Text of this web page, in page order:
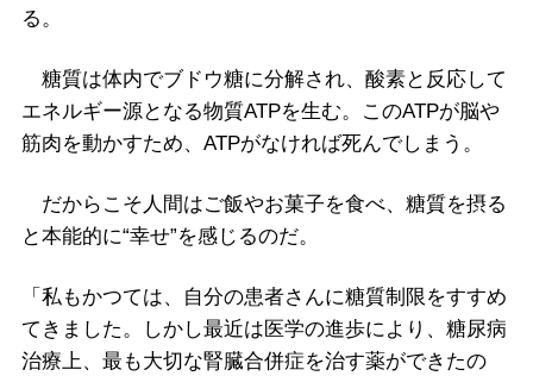
る。
糖質は体内でブドウ糖に分解され、酸素と反応して
エネルギー源となる物質ATPを生む。このATPが脳や
筋肉を動かすため、ATPがなければ死んでしまう。
だからこそ人間はご飯やお菓子を食べ、糖質を摂る
と本能的に“幸せ”を感じるのだ。
「私もかつては、自分の患者さんに糖質制限をすすめ
てきました。しかし最近は医学の進歩により、糖尿病
治療上、最も大切な腎臓合併症を治す薬ができたの